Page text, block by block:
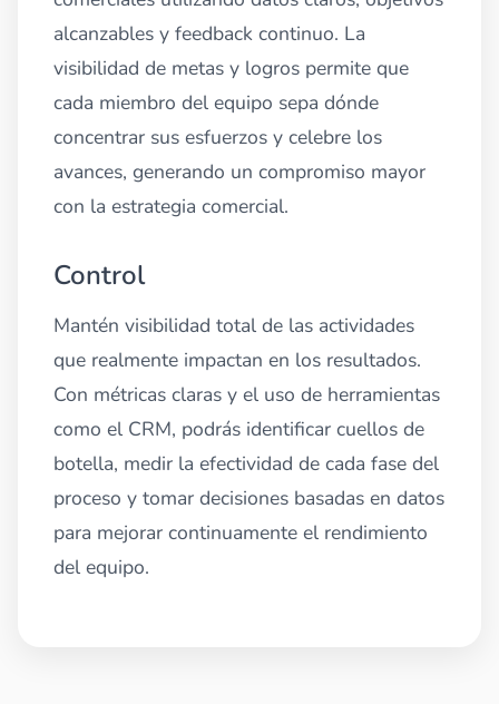
alcanzables y feedback continuo. La
visibilidad de metas y logros permite que
cada miembro del equipo sepa dónde
concentrar sus esfuerzos y celebre los
avances, generando un compromiso mayor
con la estrategia comercial.
Control
Mantén visibilidad total de las actividades
que realmente impactan en los resultados.
Con métricas claras y el uso de herramientas
como el CRM, podrás identificar cuellos de
botella, medir la efectividad de cada fase del
proceso y tomar decisiones basadas en datos
para mejorar continuamente el rendimiento
del equipo.